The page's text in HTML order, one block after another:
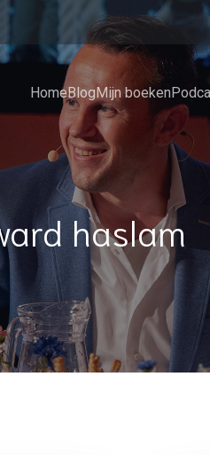
HomeBlogMijn boeken
haslam